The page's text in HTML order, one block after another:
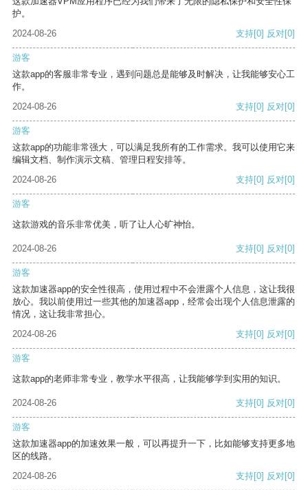
护。
2024-08-26
支持[0] 反对[0]
游客
这款app的客服非常专业，遇到问题总是能够及时解决，让我能够安心工
作。
2024-08-26
支持[0] 反对[0]
游客
这款app的功能非常强大，可以满足我所有的工作需求。我可以使用它来
编辑文档、制作演示文稿、管理日程安排等。
2024-08-26
支持[0] 反对[0]
游客
这款游戏的音乐非常优美，听了让人心旷神怡。
2024-08-26 支持[0] 反对[0]
游客
这款加速器app的安全性很高，使用过程中不会泄露个人信息，这让我很
放心。我以前使用过一些其他的加速器app，经常会出现个人信息泄露的
情况，这让我非常担心。
2024-08-26
支持[0] 反对[0]
游客
这款app的老师非常专业，教学水平很高，让我能够学到实用的知识。
2024-08-26 支持[0] 反对[0]
游客
这款加速器app的加速效果一般，可以再提升一下，比如能够支持更多地
区的线路。
2024-08-26
支持[0] 反对[0]